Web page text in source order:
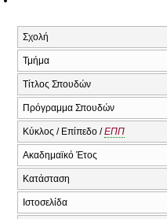
Σχολή
Τμήμα
Τίτλος Σπουδών
Πρόγραμμα Σπουδών
Κύκλος / Επίπεδο /ΕΠΠ
Ακαδημαϊκό Έτος
Κατάσταση
Ιστοσελίδα